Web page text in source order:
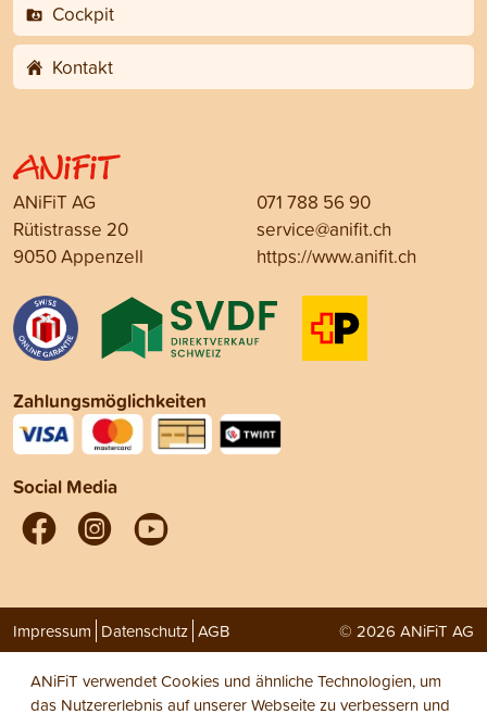
Cockpit
Kontakt
ANiFiT AG
Rütistrasse 20
9050 Appenzell
071 788 56 90
service@anifit.ch
https://www.anifit.ch
Zahlungsmöglichkeiten
Social Media
Impressum Datenschutz AGB © 2026 ANiFiT AG
ANiFiT verwendet Cookies und ähnliche Technologien, um
das Nutzererlebnis auf unserer Webseite zu verbessern und